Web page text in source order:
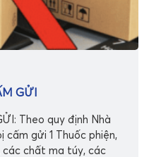
GỬI
Theo quy định Nhà
cấm gửi 1 Thuốc phiện,
chất ma túy, các